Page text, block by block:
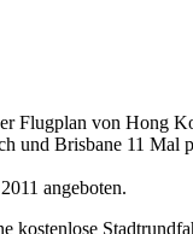
Flugplan von Hong
und Brisbane 11 Mal
angeboten.
kostenlose